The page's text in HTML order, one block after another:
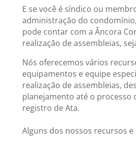
E se você é síndico ou
administração do
pode contar com a Âncora
realização de assembleias,
Nós oferecemos vários
equipamentos e equipe
realização de assembleias,
planejamento até o processo
registro de Ata.
Alguns dos nossos recursos e